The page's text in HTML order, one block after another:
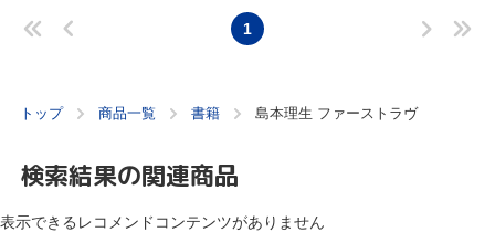
1
トップ 商品一覧 書籍 島本理生 ファーストラヴ
検索結果の関連商品
表示できるレコメンドコンテンツがありません